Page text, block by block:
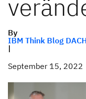
By
IBM Think Blog
|
September 15, 2022